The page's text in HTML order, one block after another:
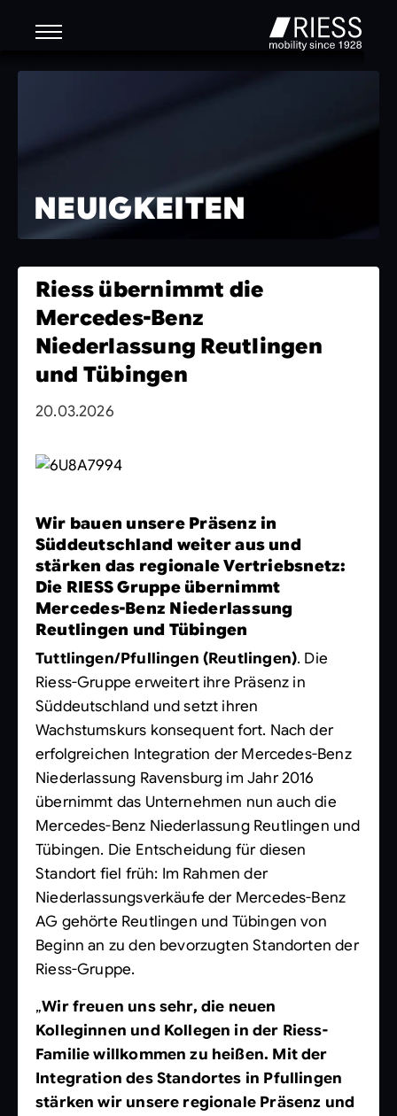
NEUIGKEITEN
Riess übernimmt die
Mercedes-Benz
Niederlassung Reutlingen
und Tübingen
20.03.2026
Wir bauen unsere Präsenz in
Süddeutschland weiter aus und
stärken das regionale Vertriebsnetz:
Die RIESS Gruppe übernimmt
Mercedes-Benz Niederlassung
Reutlingen und Tübingen
Tuttlingen/Pfullingen (Reutlingen). Die
Riess-Gruppe erweitert ihre Präsenz in
Süddeutschland und setzt ihren
Wachstumskurs konsequent fort. Nach der
erfolgreichen Integration der Mercedes-Benz
Niederlassung Ravensburg im Jahr 2016
übernimmt das Unternehmen nun auch die
Mercedes-Benz Niederlassung Reutlingen und
Tübingen. Die Entscheidung für diesen
Standort fiel früh: Im Rahmen der
Niederlassungsverkäufe der Mercedes-Benz
AG gehörte Reutlingen und Tübingen von
Beginn an zu den bevorzugten Standorten der
Riess-Gruppe.
„Wir freuen uns sehr, die neuen
Kolleginnen und Kollegen in der Riess-
Familie willkommen zu heißen. Mit der
Integration des Standortes in Pfullingen
stärken wir unsere regionale Präsenz und